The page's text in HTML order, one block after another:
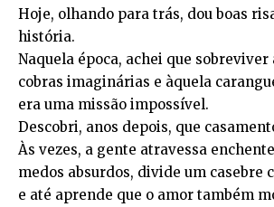
Hoje, olhando para trás, dou boas
história.
Naquela época, achei que sobreviver
cobras imaginárias e àquela
era uma missão impossível.
Descobri, anos depois, que
Às vezes, a gente atravessa
medos absurdos, divide um casebre
e até aprende que o amor também